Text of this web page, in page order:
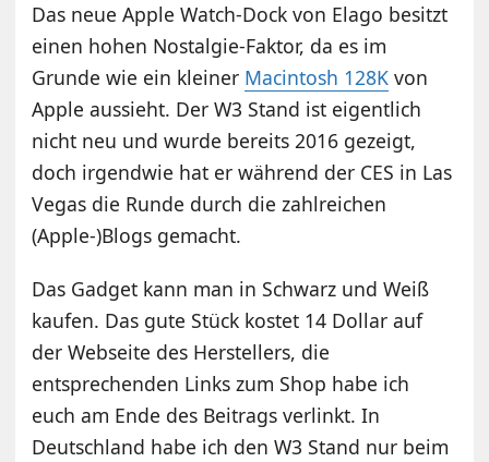
Das neue Apple Watch-Dock von Elago besitzt
einen hohen Nostalgie-Faktor, da es im
Grunde wie ein kleiner Macintosh 128K von
Apple aussieht. Der W3 Stand ist eigentlich
nicht neu und wurde bereits 2016 gezeigt,
doch irgendwie hat er während der CES in Las
Vegas die Runde durch die zahlreichen
(Apple-)Blogs gemacht.
Das Gadget kann man in Schwarz und Weiß
kaufen. Das gute Stück kostet 14 Dollar auf
der Webseite des Herstellers, die
entsprechenden Links zum Shop habe ich
euch am Ende des Beitrags verlinkt. In
Deutschland habe ich den W3 Stand nur beim